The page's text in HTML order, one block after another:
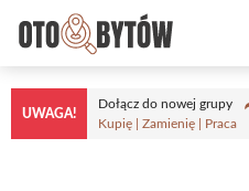
treści
UWAGA!
Dołącz do nowej grupy
Kupię | Zamienię | Praca